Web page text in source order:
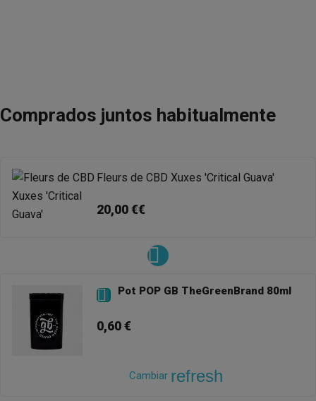
Comprados juntos habitualmente
Fleurs de CBD Xuxes 'Critical Guava'
20,00 €€
 Pot POP GB TheGreenBrand 80ml
0,60 €
Cambiar refresh